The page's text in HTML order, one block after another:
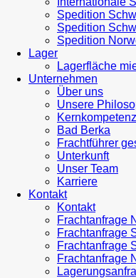
Spedition
Spedition
Spedition
Lager
Lagerfläche
Unternehmen
Über uns
Unsere
Bad Berka
Frachtführer
Unterkunft
Unser Team
Karriere
Kontakt
Kontakt
Frachtanfrage
Frachtanfrage
Frachtanfrage
Frachtanfrage